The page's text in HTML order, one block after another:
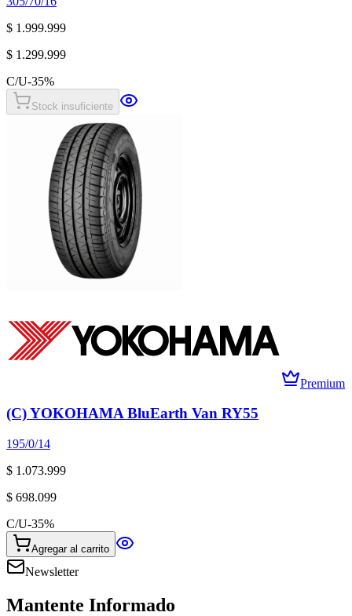
$ 1.999.999
$ 1.299.999
C/U-35%
Stock insuficiente
Premium
(C) YOKOHAMA BluEarth Van RY55
195/0/14
$ 1.073.999
$ 698.099
C/U-35%
Agregar al carrito
Newsletter
Mantente Informado